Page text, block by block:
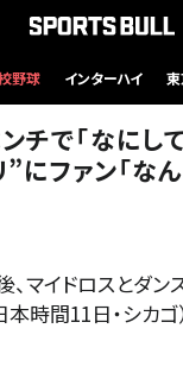
野球 インターハイ
イター】
チで「なに
にファン「な
マイドロスとダン
本時間11日・シカ